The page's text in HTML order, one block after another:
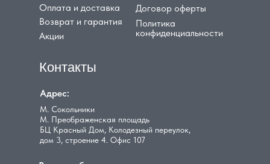
Контакты
Оплата и доставка
Возврат и гарантия
Акции
Договор оферты
Адрес:
М. Сокольники
М. Преображенская площадь
БЦ Красный Дом, Колодезный переулок,
дом 3, строение 4. Офис 107
Политика
конфиденциальности